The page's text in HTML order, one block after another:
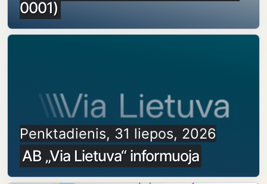
0001)
Penktadienis, 31 liepos, 2026
AB „Via Lietuva“ informuoja